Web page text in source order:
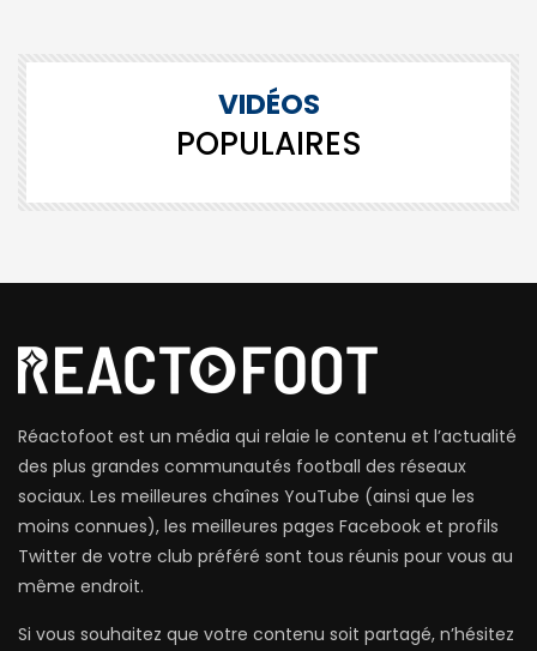
VIDÉOS
POPULAIRES
Réactofoot est un média qui relaie le contenu et l’actualité
des plus grandes communautés football des réseaux
sociaux. Les meilleures chaînes YouTube (ainsi que les
moins connues), les meilleures pages Facebook et profils
Twitter de votre club préféré sont tous réunis pour vous au
même endroit.
Si vous souhaitez que votre contenu soit partagé, n’hésitez